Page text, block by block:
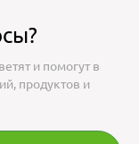
и помогут в
продуктов и